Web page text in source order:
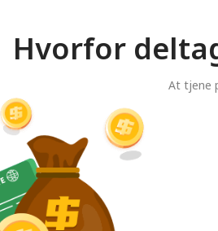
Hvorfor
At tjene